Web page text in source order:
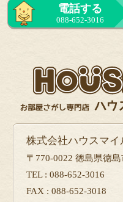
電話する
088-652-3016
株式会社ハウスマイ
〒770-0022 徳島県徳
TEL : 088-652-3016
FAX : 088-652-3018